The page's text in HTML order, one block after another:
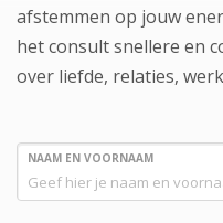
afstemmen op jouw
het consult snellere en
over liefde, relaties,
NAAM EN VOORNAAM